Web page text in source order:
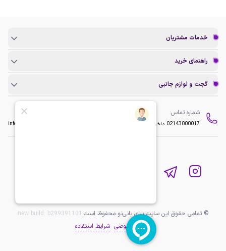
خدمات مشتریان
راهنمای خرید
گجت و لوازم جانبی
شماره تماس:
02143000017 داخلی 2 info@baninopc.com
© تمامی حقوق این سایت برای بانی‌نو محفوظ است. new build: b299391101
حریم خصوصی شرایط استفاده